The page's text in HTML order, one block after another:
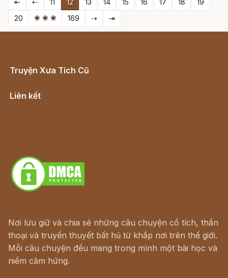
⇤ ⇠ 11 12 13 14 15 16 17 18
19
20
❀ ❀ ❀ 169 ⇢ ⇥
Truyện Xưa Tích Cũ
Liên kết
Nơi lưu giữ và chia sẻ những câu chuyện cổ tích, thần
thoại và truyền thuyết bất hủ từ khắp nơi trên thế giới.
Mỗi câu chuyện đều mang trong mình một bài học và
niềm cảm hứng.